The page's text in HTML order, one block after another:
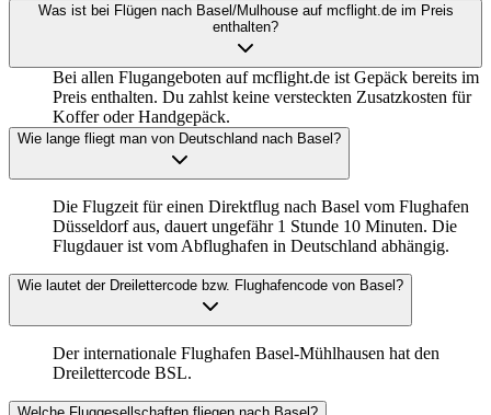
Was ist bei Flügen nach Basel/Mulhouse auf mcflight.de im Preis
enthalten?
Bei allen Flugangeboten auf mcflight.de ist Gepäck bereits im
Preis enthalten. Du zahlst keine versteckten Zusatzkosten für
Koffer oder Handgepäck.
Wie lange fliegt man von Deutschland nach Basel?
Die Flugzeit für einen Direktflug nach Basel vom Flughafen
Düsseldorf aus, dauert ungefähr 1 Stunde 10 Minuten. Die
Flugdauer ist vom Abflughafen in Deutschland abhängig.
Wie lautet der Dreilettercode bzw. Flughafencode von Basel?
Der internationale Flughafen Basel-Mühlhausen hat den
Dreilettercode BSL.